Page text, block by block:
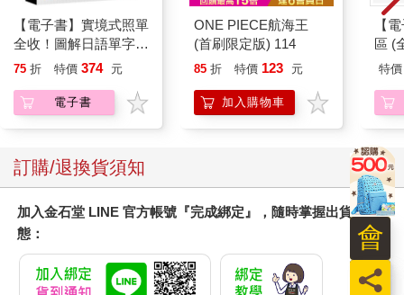
【電子書】實境式照單
全收！圖解日語單字不
用背：照片單字全部收
境圖解，讓生活中的人
事時地物成為你的日文
75 折 特價 374 元
電子書
ONE PIECE航海王
(首刷限定版) 114
85 折 特價 123 元
加入購物車
【
區 (
特價
訂購/退換貨須知
加入金石堂 LINE 官方帳號『完成綁定』，隨時掌握出貨動
態：
員
會